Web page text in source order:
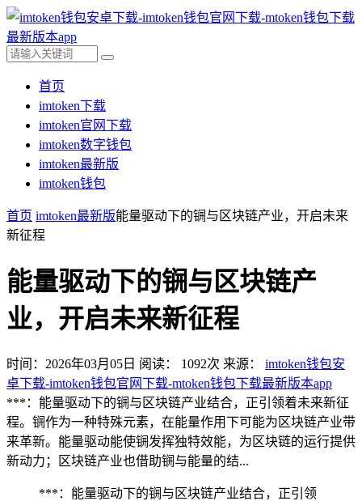
首页
imtoken下载
imtoken官网下载
imtoken数字钱包
imtoken最新版
imtoken钱包
首页 imtoken最新版能量驱动下的锎与区块链产业，开启未来
新征程
能量驱动下的锎与区块链产
业，开启未来新征程
时间：2026年03月05日 阅读： 1092次 来源： imtoken钱包安
卓下载-imtoken钱包官网下载-mtoken钱包下载最新版本app
***：能量驱动下的锎与区块链产业结合，正引领着未来新征
程。锎作为一种特殊元素，在能量作用下可能为区块链产业带
来革新。能量驱动能使锎发挥独特效能，为区块链的运行提供
新动力；区块链产业也借助锎与能量的结...
***：能量驱动下的锎与区块链产业结合，正引领